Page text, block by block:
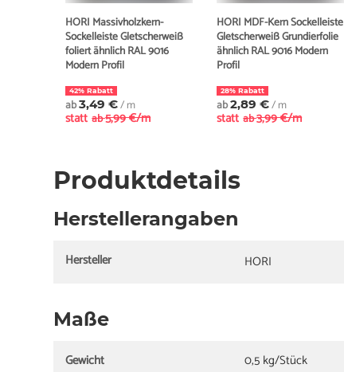
HORI Massivholzkern-
Sockelleiste Gletscherweiß
foliert ähnlich RAL 9016
Modern Profil
42% Rabatt
ab3,49 €/ m
statt ab5,99 €/m
HORI MDF-Kern Sockelleiste
Gletscherweiß Grundierfolie
ähnlich RAL 9016 Modern
Profil
28% Rabatt
ab2,89 €/ m
statt ab3,99 €/m
Produktdetails
Herstellerangaben
Hersteller HORI
Maße
Gewicht
0,5 kg/Stück